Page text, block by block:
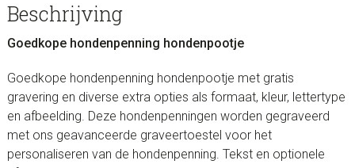
Beschrijving
Goedkope hondenpenning hondenpootje
Goedkope hondenpenning hondenpootje met gratis
gravering en diverse extra opties als formaat, kleur, lettertype
en afbeelding. Deze hondenpenningen worden gegraveerd
met ons geavanceerde graveertoestel voor het
personaliseren van de hondenpenning. Tekst en optionele